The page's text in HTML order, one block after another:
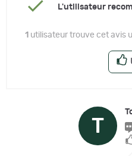
L'utilisateur
1 utilisateur trouve cet avis
T